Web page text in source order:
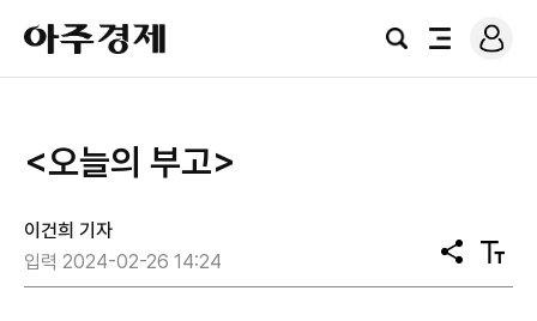
아
주
경
검
전
로
그
<오늘의 부고>
이건희 기자
입력 2024-02-26 14:24
공
유
텍
스